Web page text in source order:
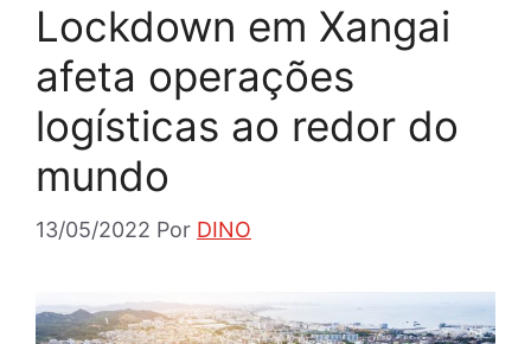
Lockdown em Xangai
afeta operações
logísticas ao redor do
mundo
13/05/2022 Por DINO